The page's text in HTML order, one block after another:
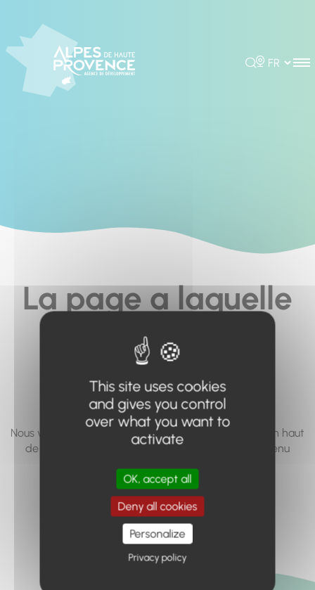
Rechercher
Choisir la
La page a laquelle
vous cherchez à
accéder n'existe
pas... ou plus.
Nous vous invitons à utiliser le moteur de recherche en haut
de page, ou à utiliser le menu pour trouver le contenu
Retour à l'accueil
This site uses cookies
and gives you control
over what you want to
activate
OK, accept all
Deny all cookies
Personalize
Privacy policy